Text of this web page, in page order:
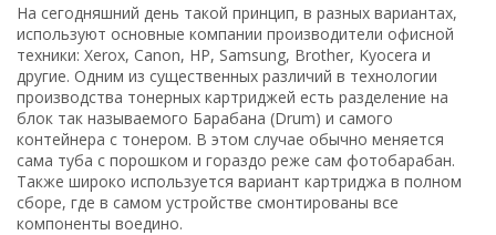
На сегодняшний день такой принцип, в разных вариантах,
используют основные компании производители офисной
техники: Xerox, Canon, HP, Samsung, Brother, Kyocera и
другие. Одним из существенных различий в технологии
производства тонерных картриджей есть разделение на
блок так называемого Барабана (Drum) и самого
контейнера с тонером. В этом случае обычно меняется
сама туба с порошком и гораздо реже сам фотобарабан.
Также широко используется вариант картриджа в полном
сборе, где в самом устройстве смонтированы все
компоненты воедино.